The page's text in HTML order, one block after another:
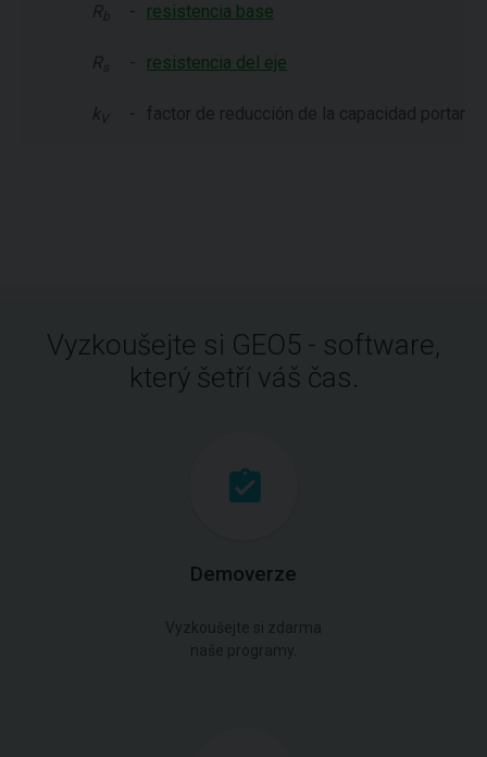
R b - resistencia base
Rs - resistencia del eje
k V - factor de reducción de la capacidad
Vyzkoušejte si GEO5 - software,
který šetří váš čas.
Demoverze
Vyzkoušejte si zdarma
naše programy.